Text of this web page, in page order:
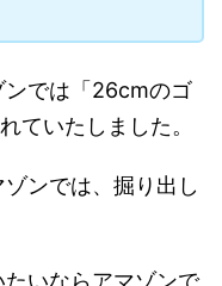
ンでは「26cmのゴ
ていたしました。
ンでは、掘り出し
いならアマゾンで